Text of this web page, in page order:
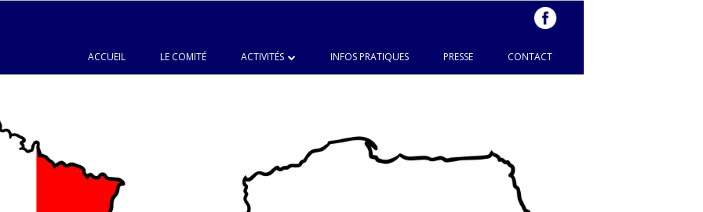
ACCUEIL LE COMITÉ ACTIVITÉS INFOS PRATIQUES PRESSE CONTACT